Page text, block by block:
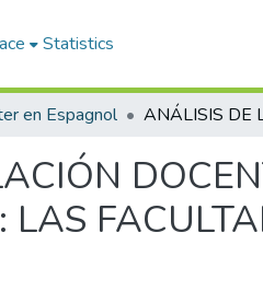
Statistics
en Espagnol
LAS